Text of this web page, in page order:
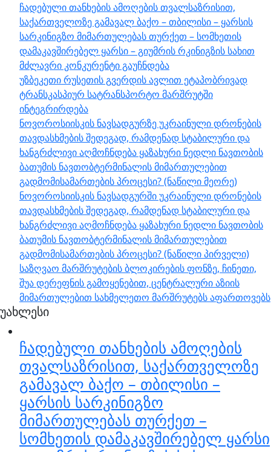
ჩადებული თანხების ამოღების თვალსაზრისით,
საქართველოზე გამავალ ბაქო – თბილისი – ყარსის
სარკინიგზო მიმართულებას თურქეთ – სომხეთის
დამაკავშირებელ ყარსი – გიუმრის რკინიგზის სახით
მძლავრი კონკურენტი გაუჩნდება
უზბეკეთი რუსეთის გვერდის ავლით ეტაპობრივად
ტრანსკასპიურ სატრანსპორტო მარშრუტში
ინტეგრირდება
ნოვოროსიისკის ნავსადგურზე უკრაინული დრონების
თავდასხმების შედეგად, რამდენად სტაბილური და
ხანგრძლივი აღმოჩნდება ყაზახური ნედლი ნავთობის
ბათუმის ნავთობტერმინალის მიმართულებით
გადმომისამართების პროცესი? (ნაწილი მეორე)
ნოვოროსიისკის ნავსადგურში უკრაინული დრონების
თავდასხმების შედეგად, რამდენად სტაბილური და
ხანგრძლივი აღმოჩნდება ყაზახური ნედლი ნავთობის
ბათუმის ნავთობტერმინალის მიმართულებით
გადმომისამართების პროცესი? (ნაწილი პირველი)
საზღვაო მარშრუტების ბლოკირების ფონზე, ჩინეთი,
შუა დერეფნის გამოყენებით, ცენტრალური აზიის
მიმართულებით სახმელეთო მარშრუტებს აფართოვებს
უახლესი
ჩადებული თანხების ამოღების
თვალსაზრისით, საქართველოზე
გამავალ ბაქო – თბილისი –
ყარსის სარკინიგზო
მიმართულებას თურქეთ –
სომხეთის დამაკავშირებელ ყარსი